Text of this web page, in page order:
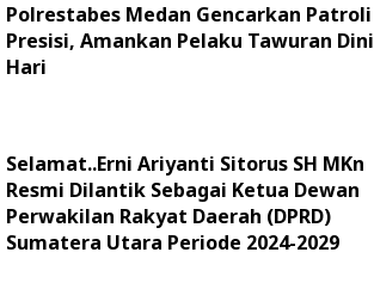
Polrestabes Medan Gencarkan Patroli
Presisi, Amankan Pelaku Tawuran Dini
Hari
Selamat..Erni Ariyanti Sitorus SH MKn
Resmi Dilantik Sebagai Ketua Dewan
Perwakilan Rakyat Daerah (DPRD)
Sumatera Utara Periode 2024-2029